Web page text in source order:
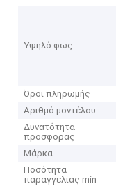
Υψηλό φως
Όροι πληρωμής
Αριθμό μοντέλου
Δυνατότητα
προσφοράς
Μάρκα
Ποσότητα
παραγγελίας min